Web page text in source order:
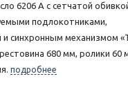
6206 A с сетчатой
подлокотниками,
синхронным механизмом
680 мм, ролики 60
подробнее